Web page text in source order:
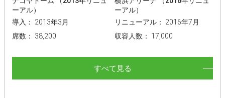
ーアル）
導入： 2013年3月
席数： 38,200
ーアル）
リニューアル： 2016年7月
収容人数： 17,000
すべて見る